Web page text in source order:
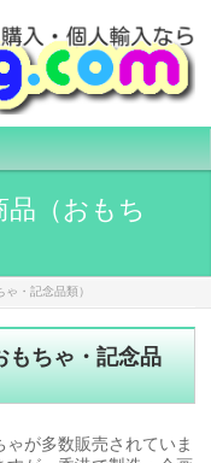
（おもち
・記念品類）
もちゃ・記念品
が多数販売されていま